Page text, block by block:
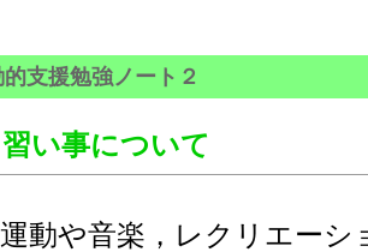
支援勉強ノート２
習い事について
や音楽，レクリエーシ